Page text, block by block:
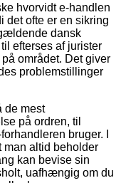
hvorvidt e-handlen
det ofte er en sikring
dansk
efterses af jurister
området. Det giver
problemstillinger
de mest
på ordren, til
bruger. I
man altid beholder
kan bevise sin
uafhængig om du